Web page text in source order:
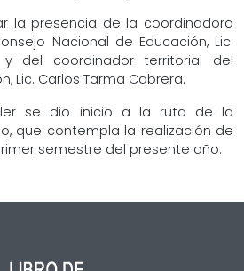
la presencia de la coordinadora
Nacional de Educación, Lic.
y del coordinador territorial del
Lic. Carlos Tarma Cabrera.
se dio inicio a la ruta de la
que contempla la realización de
semestre del presente año.